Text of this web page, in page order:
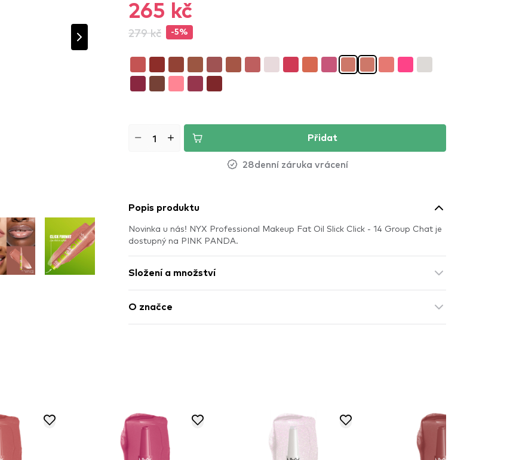
265 kč
279 kč -5%
Přidat
28denní záruka vrácení
Popis produktu
Novinka u nás! NYX Professional Makeup Fat Oil Slick Click - 14 Group Chat je
dostupný na PINK PANDA.
Složení a množství
O značce